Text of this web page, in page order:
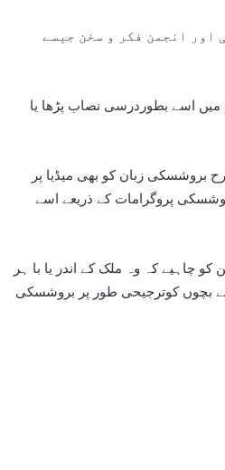
اور انجمن فکر و سخن جیسے
میں اسے بطوردرسی نصاب پڑھا یا
بروشسکی زبان کو بھی میڈیا پر
پروگرامات کے ذریعے اسے
کو چاہیے کہ وہ ملک کے اندر یا با ہر
بچوں کوترجیحی طور پر بروشسکی